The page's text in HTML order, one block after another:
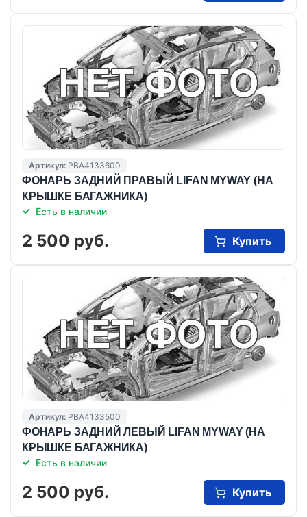
Артикул: PBA4133600
ФОНАРЬ ЗАДНИЙ ПРАВЫЙ LIFAN MYWAY (НА
КРЫШКЕ БАГАЖНИКА)
Есть в наличии
2 500 руб. Купить
Артикул: PBA4133500
ФОНАРЬ ЗАДНИЙ ЛЕВЫЙ LIFAN MYWAY (НА
КРЫШКЕ БАГАЖНИКА)
Есть в наличии
2 500 руб. Купить